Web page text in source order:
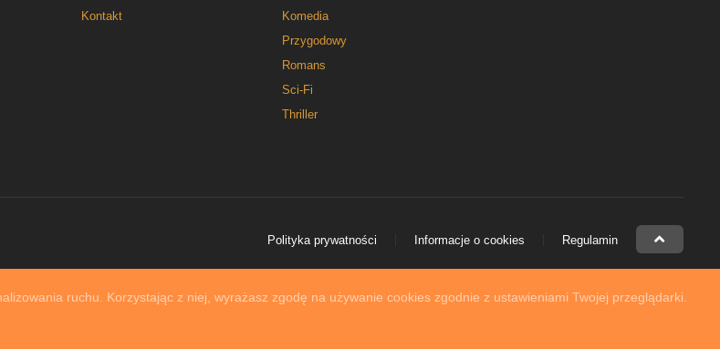
ruchu. Korzystając z niej, wyrażasz zgodę na używanie cookies zgodnie z ustawieniami Twojej przeglądarki.
Kontakt
Komedia
Przygodowy
Romans
Sci-Fi
Thriller
Polityka prywatności Informacje o cookies Regulamin